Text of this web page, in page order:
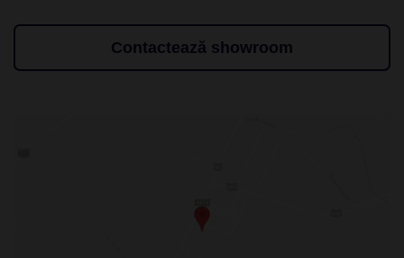
Contactează showroom